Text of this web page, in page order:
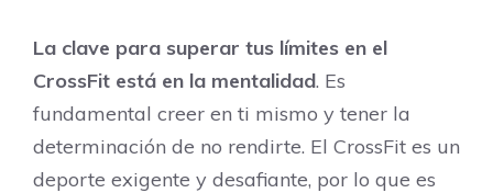
La clave para superar tus límites en el
CrossFit está en la mentalidad. Es
fundamental creer en ti mismo y tener la
determinación de no rendirte. El CrossFit es un
deporte exigente y desafiante, por lo que es